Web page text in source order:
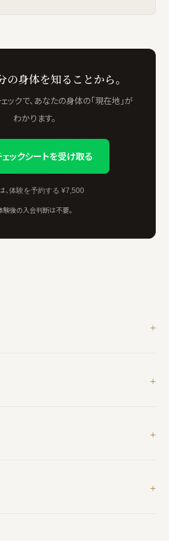
の身体を知ることから。
ックで、あなたの身体の「現在地」が
わかります。
ックシートを受け取る
、 体験を予約する ¥7,500
験後の入会判断は不要。